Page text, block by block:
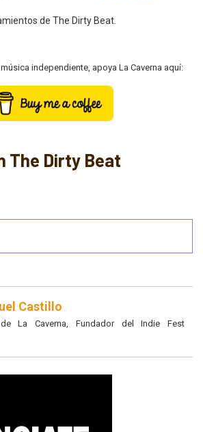
de The Dirty Beat.
independiente, apoya La Caverna aquí:
The Dirty Beat
Castillo
de La Caverna, Fundador del Indie Fest